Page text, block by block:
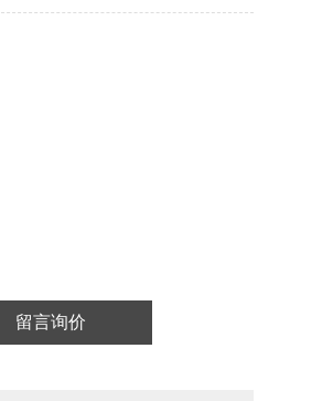
留言询价